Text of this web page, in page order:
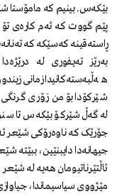
بێکەس. بینیم کە مامۆستا
پێم گووت کە ئەم کارەی تۆ
ڕاستەقینە کەسێکە کە
بەرێز تەیفوری لە
هەڵبەستەکانیدا زمانی
شێرکۆدا بۆ من زۆری گرنگی
لەگەڵ شێرکۆ بێکەس تا
جۆرێک کە ناوەرۆکی شێعر
جیهانەدا دایبنێین، ببێتە
ئاڵتێرناتیومان هەیە لە
مێژووی سیاسیماندا،